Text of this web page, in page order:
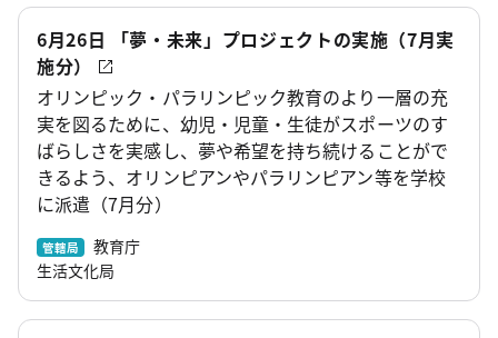
6月26日 「夢・未来」プロジェクトの実施（7月実
施分）
オリンピック・パラリンピック教育のより一層の充
実を図るために、幼児・児童・生徒がスポーツのす
ばらしさを実感し、夢や希望を持ち続けることがで
きるよう、オリンピアンやパラリンピアン等を学校
に派遣（7月分）
管轄局
教育庁
生活文化局